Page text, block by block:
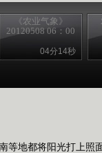
《农业气象》
20120508 06：00
04分14秒
地都将阳光打上照